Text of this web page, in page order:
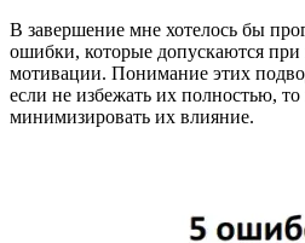
В завершение мне хотелось бы
ошибки, которые допускаются при
мотивации. Понимание этих
если не избежать их полностью,
минимизировать их влияние.